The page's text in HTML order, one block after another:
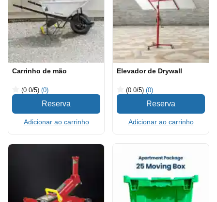
Carrinho de mão
(0.0/5) (0)
Adicionar ao carrinho
Elevador de Drywall
(0.0/5) (0)
Adicionar ao carrinho